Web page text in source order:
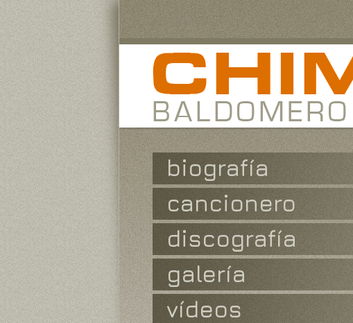
biografía
cancionero
discografía
galería
vídeos